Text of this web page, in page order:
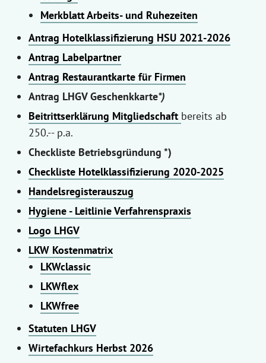
Merkblatt Arbeits- und Ruhezeiten
Antrag Hotelklassifizierung HSU 2021-2026
Antrag Labelpartner
Antrag Restaurantkarte für Firmen
Antrag LHGV Geschenkkarte*)
Beitrittserklärung Mitgliedschaft bereits ab
250.-- p.a.
Checkliste Betriebsgründung *)
Checkliste Hotelklassifizierung 2020-2025
Handelsregisterauszug
Hygiene - Leitlinie Verfahrenspraxis
Logo LHGV
LKW Kostenmatrix
LKWclassic
LKWflex
LKWfree
Statuten LHGV
Wirtefachkurs Herbst 2026